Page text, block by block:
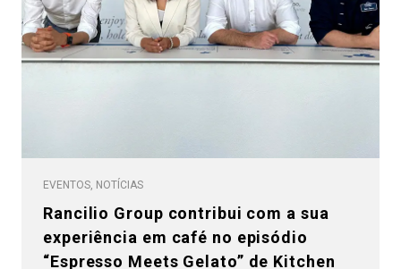
EVENTOS, NOTÍCIAS
Rancilio Group contribui com a sua
experiência em café no episódio
“Espresso Meets Gelato” de Kitchen